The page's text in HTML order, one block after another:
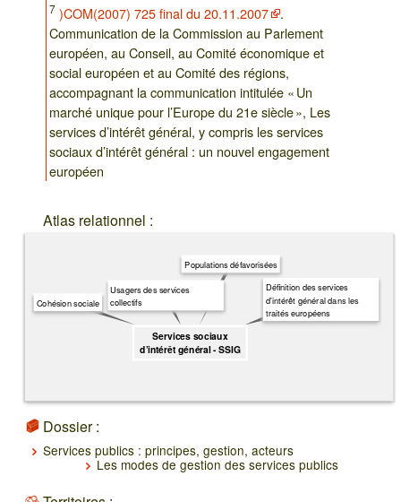
7 )COM(2007) 725 final du 20.11.2007
.
Communication de la Commission au Parlement
européen, au Conseil, au Comité économique et
social européen et au Comité des régions,
accompagnant la communication intitulée « Un
marché unique pour l’Europe du 21e siècle », Les
services d’intérêt général, y compris les services
sociaux d’intérêt général : un nouvel engagement
européen
Atlas relationnel :
Services sociaux
d’intérêt général - SSIG
Définition des services
d'intérêt général dans les
traités européens
Populations défavorisées
Usagers des services
collectifs
Cohésion sociale
Dossier :
Services publics : principes, gestion, acteurs
Les modes de gestion des services publics